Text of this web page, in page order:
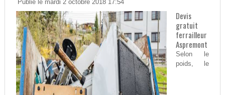
Publié le mardi 2 octobre 2018 17:54
Devis
gratuit
ferrailleur
Aspremont
Selon le
poids, le